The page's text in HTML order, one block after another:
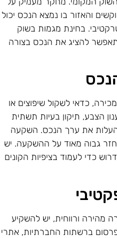
והאזור בו נמצא הנכס יכול
בחינת מגמות בשוק
להציג את הנכס בצורה
כדאי לשקול שיפוצים או
הצבע, תיקון בעיות תשתית
את ערך הנכס. השקעה
גבוה מאוד על ההשקעה. יש
כדי לעמוד בציפיות הקונים
מהירה ורווחית, יש להשקיע
ברשתות החברתיות, אתרי